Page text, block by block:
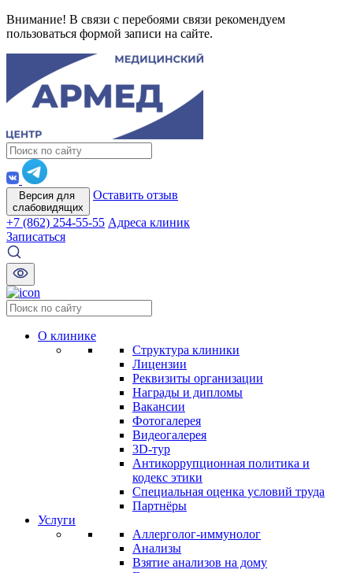
Внимание! В связи с перебоями связи рекомендуем
пользоваться формой записи на сайте.
Версия для
слабовидящих
Оставить отзыв
+7 (862) 254-55-55 Адреса клиник
Записаться
О клинике
Структура клиники
Лицензии
Реквизиты организации
Награды и дипломы
Вакансии
Фотогалерея
Видеогалерея
3D-тур
Антикоррупционная политика и
кодекс этики
Специальная оценка условий труда
Партнёры
Услуги
Аллерголог-иммунолог
Анализы
Взятие анализов на дому